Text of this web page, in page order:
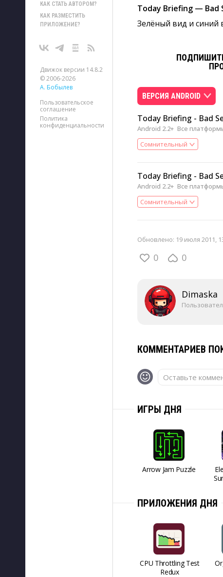
КАК СТАТЬ АВТОРОМ?
КАК РАЗМЕСТИТЬ
ПРИЛОЖЕНИЕ?
Движок версии 14.8.2
© 2006-2026
А. Бобылев
Пользовательское
соглашение
Политика
конфиденциальности
Today Briefing — Bad
Зелёный вид и синий
ВЕРСИЯ ANDROID
Today Briefing - Bad
Android 2.2+ Все
Сомнительный
Today Briefing - Bad
Android 2.2+ Все
Сомнительный
Обновлено: 19 июля 2011,
0 0
Dimaska
КОММЕНТАРИЕВ
Оставьте
ИГРЫ ДНЯ
Arrow Jam Puzzle
ПРИЛОЖЕНИЯ ДНЯ
CPU Throttling Test
Redux